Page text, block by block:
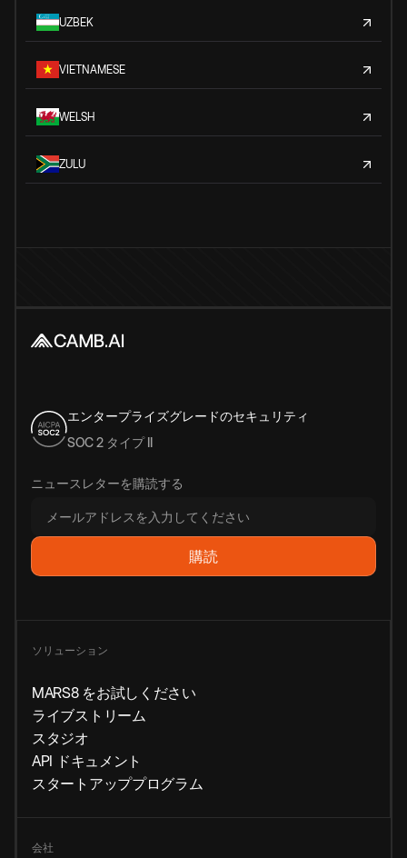
UZBEK
VIETNAMESE
WELSH
ZULU
エンタープライズグレードのセキュリティ
SOC 2 タイプ II
ニュースレターを購読する
ソリューション
MARS8 をお試しください
ライブストリーム
スタジオ
API ドキュメント
スタートアッププログラム
会社